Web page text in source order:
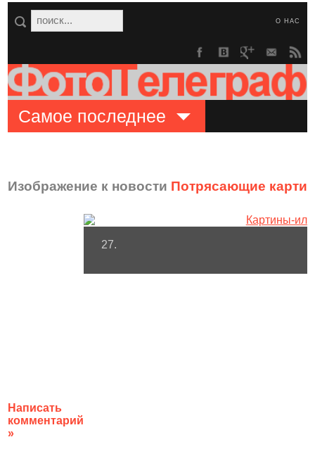
О НАС
Самое последнее
Изображение к новости Потрясающие
Написать
комментарий
»
27.